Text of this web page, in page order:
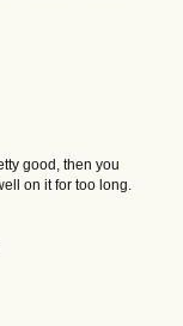
good, then you
on it for too long.